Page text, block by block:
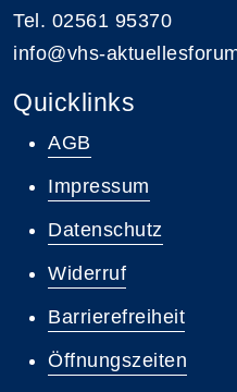
Tel. 02561 95370
info@vhs-
Quicklinks
AGB
Impressum
Datenschutz
Widerruf
Barrierefreiheit
Öffnungszeiten